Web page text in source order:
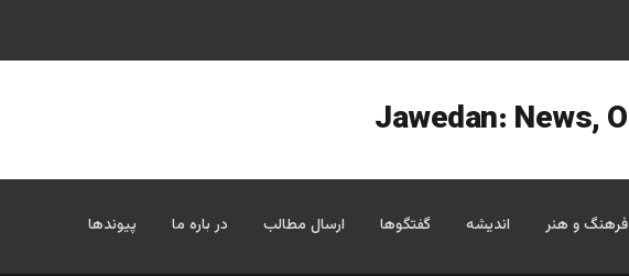
فرهنگ و هنر اندیشه گفتگوها ارسال مطالب در باره ما پیوندها